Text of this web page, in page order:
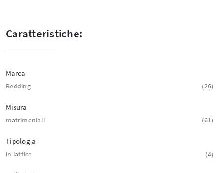
Caratteristiche:
Marca
Bedding 26
Misura
matrimoniali 61
Tipologia
in lattice 4